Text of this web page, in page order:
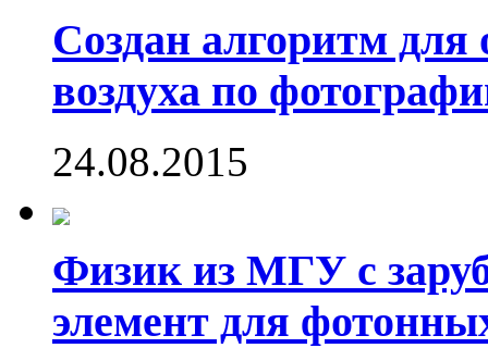
Создан алгоритм для
воздуха по
24.08.2015
Физик из МГУ с
элемент для